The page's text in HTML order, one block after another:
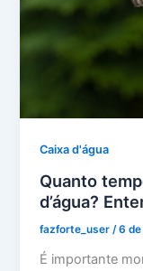
Caixa d'água
Quanto
d’água?
fazforte_user /6
É importante